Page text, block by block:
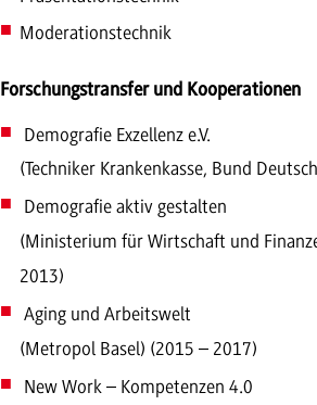
Moderationstechnik
Forschungstransfer und Kooperationen
Demografie Exzellenz e.V.
(Techniker Krankenkasse, Bund
Demografie aktiv gestalten
(Ministerium für Wirtschaft und
2013)
Aging und Arbeitswelt
(Metropol Basel) (2015 – 2017)
New Work – Kompetenzen 4.0